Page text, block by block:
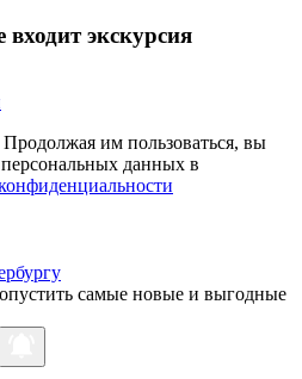
экскурсия
им пользоваться, вы
персональных данных в
самые новые и выгодные